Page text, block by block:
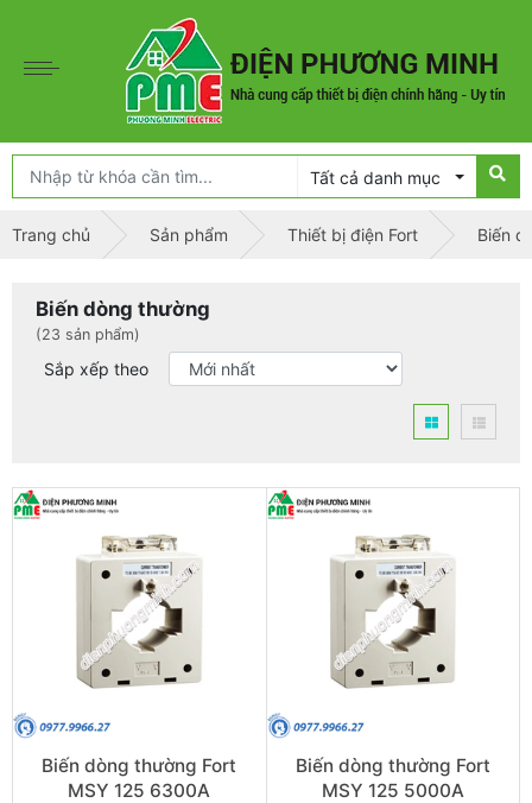
Tất cả danh mục
Trang chủ Sản phẩm Thiết bị điện Fort Biến
Biến dòng thường
(23 sản phẩm)
Sắp xếp theo
Biến dòng thường Fort
MSY 125 6300A
Biến dòng thường Fort
MSY 125 5000A